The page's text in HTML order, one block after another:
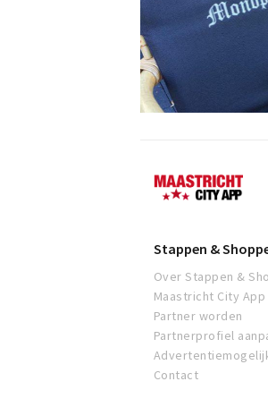
Maastricht
Stappen &
Over Stappen &
Maastricht City App
Partner worden
Partnerprofiel
Contact